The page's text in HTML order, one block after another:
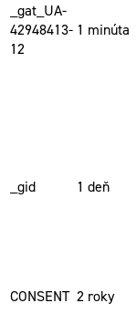
_gat_UA-
42948413-
12
1 minúta
_gid 1 deň
CONSENT 2 roky